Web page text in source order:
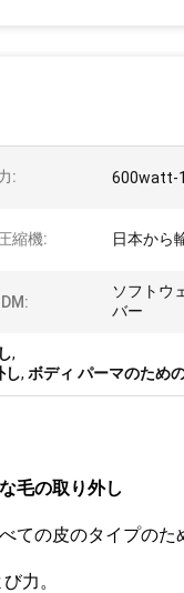
: 600watt-
縮機: 日本から
ソフトウ
バー
,
し, ボディ パーマのため
毛の取り外し
ての皮のタイプのた
力。